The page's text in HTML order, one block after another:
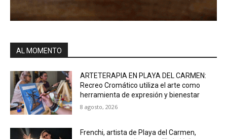
AL MOMENTO
ARTETERAPIA EN PLAYA DEL CARMEN:
Recreo Cromático utiliza el arte como
herramienta de expresión y bienestar
8 agosto, 2026
Frenchi, artista de Playa del Carmen,